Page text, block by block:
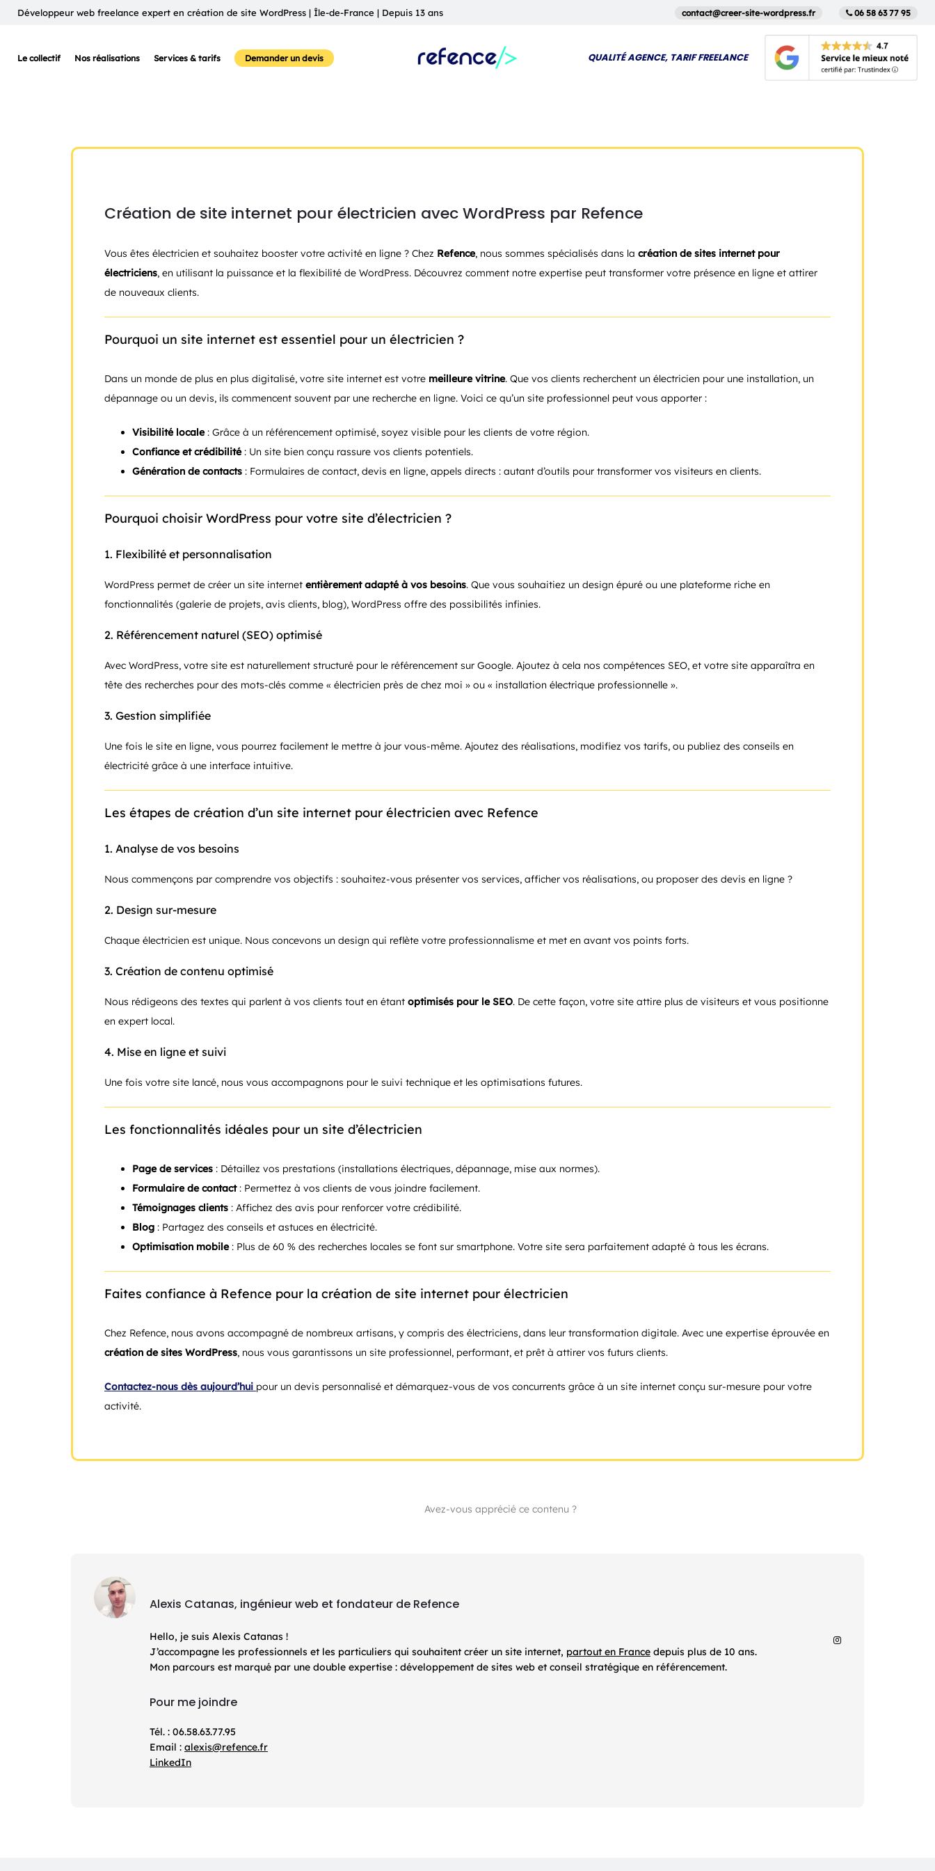
Développeur web freelance expert en création de site WordPress | Île-de-France | Depuis 13 ans contact@creer-site-wordpress.fr 06 58 63 77 95
Le collectif Nos réalisations Services & tarifs Demander un devis QUALITÉ AGENCE, TARIF FREELANCE
Création de site internet pour électricien avec WordPress par Refence
Vous êtes électricien et souhaitez booster votre activité en ligne ? Chez Refence, nous sommes spécialisés dans la création de sites internet pour
électriciens, en utilisant la puissance et la flexibilité de WordPress. Découvrez comment notre expertise peut transformer votre présence en ligne et attirer
de nouveaux clients.
Pourquoi un site internet est essentiel pour un électricien ?
Dans un monde de plus en plus digitalisé, votre site internet est votre meilleure vitrine. Que vos clients recherchent un électricien pour une installation, un
dépannage ou un devis, ils commencent souvent par une recherche en ligne. Voici ce qu’un site professionnel peut vous apporter :
Visibilité locale: Grâce à un référencement optimisé, soyez visible pour les clients de votre région.
Confiance et crédibilité: Un site bien conçu rassure vos clients potentiels.
Génération de contacts : Formulaires de contact, devis en ligne, appels directs : autant d’outils pour transformer vos visiteurs en clients.
Pourquoi choisir WordPress pour votre site d’électricien ?
1. Flexibilité et personnalisation
WordPress permet de créer un site internet entièrement adapté à vos besoins. Que vous souhaitiez un design épuré ou une plateforme riche en
fonctionnalités (galerie de projets, avis clients, blog), WordPress offre des possibilités infinies.
2. Référencement naturel (SEO) optimisé
Avec WordPress, votre site est naturellement structuré pour le référencement sur Google. Ajoutez à cela nos compétences SEO, et votre site apparaîtra en
tête des recherches pour des mots-clés comme « électricien près de chez moi » ou « installation électrique professionnelle ».
3. Gestion simplifiée
Une fois le site en ligne, vous pourrez facilement le mettre à jour vous-même. Ajoutez des réalisations, modifiez vos tarifs, ou publiez des conseils en
électricité grâce à une interface intuitive.
Les étapes de création d’un site internet pour électricien avec Refence
1. Analyse de vos besoins
Nous commençons par comprendre vos objectifs : souhaitez-vous présenter vos services, afficher vos réalisations, ou proposer des devis en ligne ?
2. Design sur-mesure
Chaque électricien est unique. Nous concevons un design qui reflète votre professionnalisme et met en avant vos points forts.
3. Création de contenu optimisé
Nous rédigeons des textes qui parlent à vos clients tout en étant optimisés pour le SEO. De cette façon, votre site attire plus de visiteurs et vous positionne
en expert local.
4. Mise en ligne et suivi
Une fois votre site lancé, nous vous accompagnons pour le suivi technique et les optimisations futures.
Les fonctionnalités idéales pour un site d’électricien
Page de services : Détaillez vos prestations (installations électriques, dépannage, mise aux normes).
Formulaire de contact: Permettez à vos clients de vous joindre facilement.
Témoignages clients : Affichez des avis pour renforcer votre crédibilité.
Blog : Partagez des conseils et astuces en électricité.
Optimisation mobile: Plus de 60 % des recherches locales se font sur smartphone. Votre site sera parfaitement adapté à tous les écrans.
Faites confiance à Refence pour la création de site internet pour électricien
Chez Refence, nous avons accompagné de nombreux artisans, y compris des électriciens, dans leur transformation digitale. Avec une expertise éprouvée en
création de sites WordPress, nous vous garantissons un site professionnel, performant, et prêt à attirer vos futurs clients.
Contactez-nous dès aujourd’hui pour un devis personnalisé et démarquez-vous de vos concurrents grâce à un site internet conçu sur-mesure pour votre
activité.
Avez-vous apprécié ce contenu ?
Alexis Catanas, ingénieur web et fondateur de Refence
Hello, je suis Alexis Catanas !
J’accompagne les professionnels et les particuliers qui souhaitent créer un site internet, partout en France depuis plus de 10 ans.
Mon parcours est marqué par une double expertise : développement de sites web et conseil stratégique en référencement.
Pour me joindre
Tél. : 06.58.63.77.95
Email : alexis@refence.fr
LinkedIn